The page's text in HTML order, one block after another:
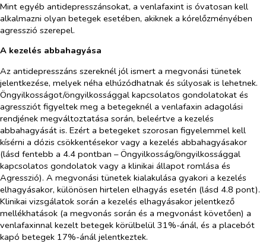
Mint egyéb antidepresszánsokat, a venlafaxint is óvatosan kell
alkalmazni olyan betegek esetében, akiknek a kórelőzményében
agresszió szerepel.
A kezelés abbahagyása
Az antidepresszáns szereknél jól ismert a megvonási tünetek
jelentkezése, melyek néha elhúzódhatnak és súlyosak is lehetnek.
Öngyilkosságot/öngyilkossággal kapcsolatos gondolatokat és
agressziót figyeltek meg a betegeknél a venlafaxin adagolási
rendjének megváltoztatása során, beleértve a kezelés
abbahagyását is. Ezért a betegeket szorosan figyelemmel kell
kísérni a dózis csökkentésekor vagy a kezelés abbahagyásakor
(lásd fentebb a 4.4 pontban – Öngyilkosság/öngyilkossággal
kapcsolatos gondolatok vagy a klinikai állapot romlása és
Agresszió). A megvonási tünetek kialakulása gyakori a kezelés
elhagyásakor, különösen hirtelen elhagyás esetén (lásd 4.8 pont).
Klinikai vizsgálatok során a kezelés elhagyásakor jelentkező
mellékhatások (a megvonás során és a megvonást követően) a
venlafaxinnal kezelt betegek körülbelül 31%-ánál, és a placebót
kapó betegek 17%-ánál jelentkeztek.